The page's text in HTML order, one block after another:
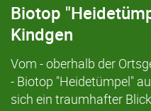
Biotop
Kindgen
Vom - oberhalb der
- Biotop "Heidetümpel"
sich ein traumhafter